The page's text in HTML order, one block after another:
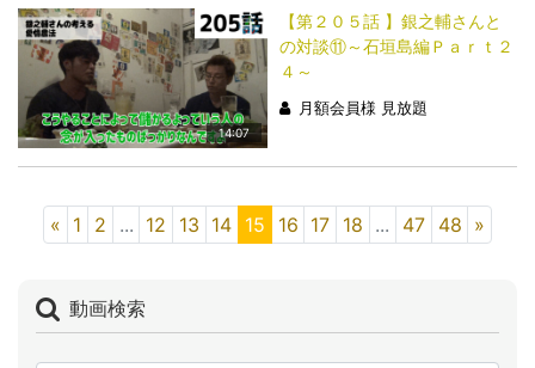
14:07
【第２０５話 】銀之輔さんと
の対談⑪～石垣島編Ｐａｒｔ２
４～
月額会員様 見放題
« 1 2 ... 12 13 14 15 16 17 18 ... 47 48 »
動画検索